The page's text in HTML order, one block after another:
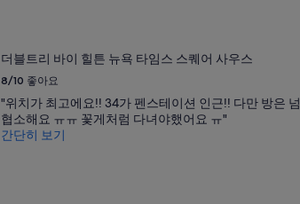
더블트리 바이 힐튼 뉴욕 타임스 스퀘어 사우스
8/10 좋아요
"위치가 최고에요!! 34가 펜스테이션 인근!! 다만 방은 넘
협소해요 ㅠㅠ 꽃게처럼 다녀야했어요 ㅠ"
간단히 보기